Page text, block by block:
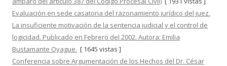
Evaluación en sede casatoria del razonamiento jurídico del juez.
La insuficiente motivación de la sentencia judicial y el control de
logicidad. Publicado en Febrero del 2002. Autora: Emilia
Bustamante Oyague. [ 1645 vistas ]
Conferencia sobre Argumentación de los Hechos del Dr. César